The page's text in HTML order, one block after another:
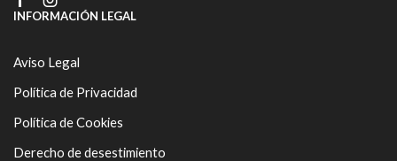
FacebookInstagram
INFORMACIÓN LEGAL
Aviso Legal
Política de Privacidad
Política de Cookies
Derecho de desestimiento